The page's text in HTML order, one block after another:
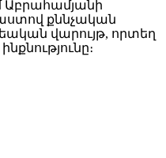
Աբրահամյանի
քննչական
վարույթ, որտեղ